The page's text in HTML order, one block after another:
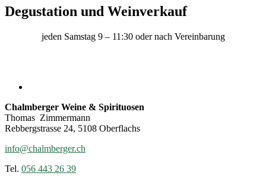
Degustation und Weinverkauf
jeden Samstag 9 – 11:30 oder nach Vereinbarung
Chalmberger Weine & Spirituosen
Thomas Zimmermann
Rebbergstrasse 24, 5108 Oberflachs
info@chalmberger.ch
Tel. 056 443 26 39